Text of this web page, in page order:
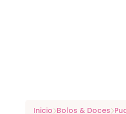
Inicio Bolos & Doces